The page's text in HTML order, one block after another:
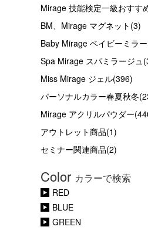
Mirage 技能検定一級おすす
BM、Mirage マグネット(3)
Baby Mirage ベイビーミラ
Spa Mirage スパミラージュ
Miss Mirage ジェル(396)
パーソナルカラー春夏秋冬
Mirage アクリルパウダー
アウトレット商品(1)
セミナー関連商品(2)
Color カラーで検索
RED
BLUE
GREEN